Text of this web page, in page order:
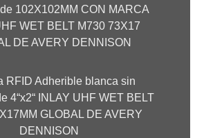
102X102MM CON MARCA
WET BELT M730 73X17
DE AVERY DENNISON
RFID Adherible blanca sin
4“x2“ INLAY UHF WET BELT
GLOBAL DE AVERY
DENNISON